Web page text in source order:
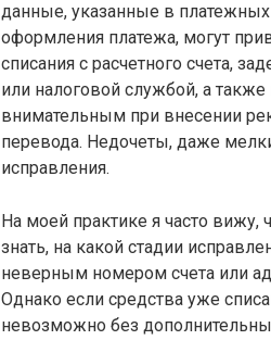
данные, указанные в
оформления платежа, могут
списания с расчетного счета,
или налоговой службой, а
внимательным при внесении
перевода. Недочеты, даже
исправления.
На моей практике я часто
знать, на какой стадии
неверным номером счета или
Однако если средства уже
невозможно без